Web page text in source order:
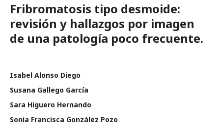
Fribromatosis tipo desmoide:
revisión y hallazgos por imagen
de una patología poco frecuente.
Isabel Alonso Diego
Susana Gallego García
Sara Higuero Hernando
Sonia Francisca González Pozo